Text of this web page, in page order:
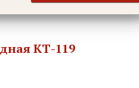
КТ-119